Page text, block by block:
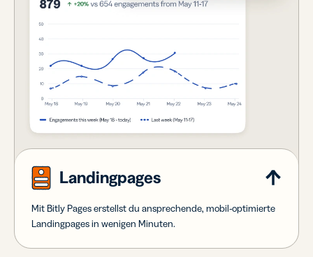
Landingpages
Mit Bitly Pages erstellst du ansprechende, mobil-optimierte
Landingpages in wenigen Minuten.